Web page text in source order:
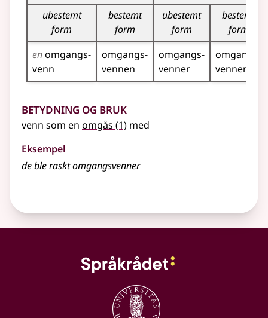
ubestemt
form
bestemt
form
ubestemt
form
bestemt
form
enomgangs­
venn
omgangs­
vennen
omgangs­
venner
omgangs­
vennene
Betydning og bruk
venn som en omgås (1) med
Eksempel
de ble raskt omgangsvenner